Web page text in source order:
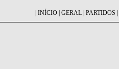
INÍCIO GERAL PARTIDOS